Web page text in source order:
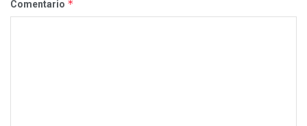
Comentario *